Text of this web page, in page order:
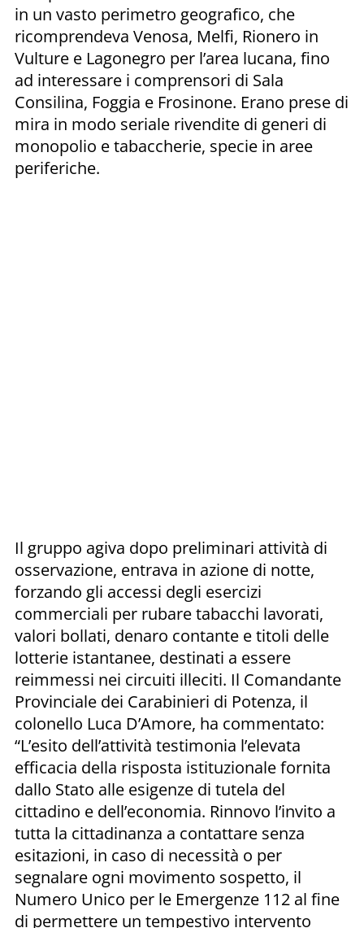
in un vasto perimetro geografico, che
ricomprendeva Venosa, Melfi, Rionero in
Vulture e Lagonegro per l’area lucana, fino
ad interessare i comprensori di Sala
Consilina, Foggia e Frosinone. Erano prese di
mira in modo seriale rivendite di generi di
monopolio e tabaccherie, specie in aree
periferiche.
Il gruppo agiva dopo preliminari attività di
osservazione, entrava in azione di notte,
forzando gli accessi degli esercizi
commerciali per rubare tabacchi lavorati,
valori bollati, denaro contante e titoli delle
lotterie istantanee, destinati a essere
reimmessi nei circuiti illeciti. Il Comandante
Provinciale dei Carabinieri di Potenza, il
colonello Luca D’Amore, ha commentato:
“L’esito dell’attività testimonia l’elevata
efficacia della risposta istituzionale fornita
dallo Stato alle esigenze di tutela del
cittadino e dell’economia. Rinnovo l’invito a
tutta la cittadinanza a contattare senza
esitazioni, in caso di necessità o per
segnalare ogni movimento sospetto, il
Numero Unico per le Emergenze 112 al fine
di permettere un tempestivo intervento